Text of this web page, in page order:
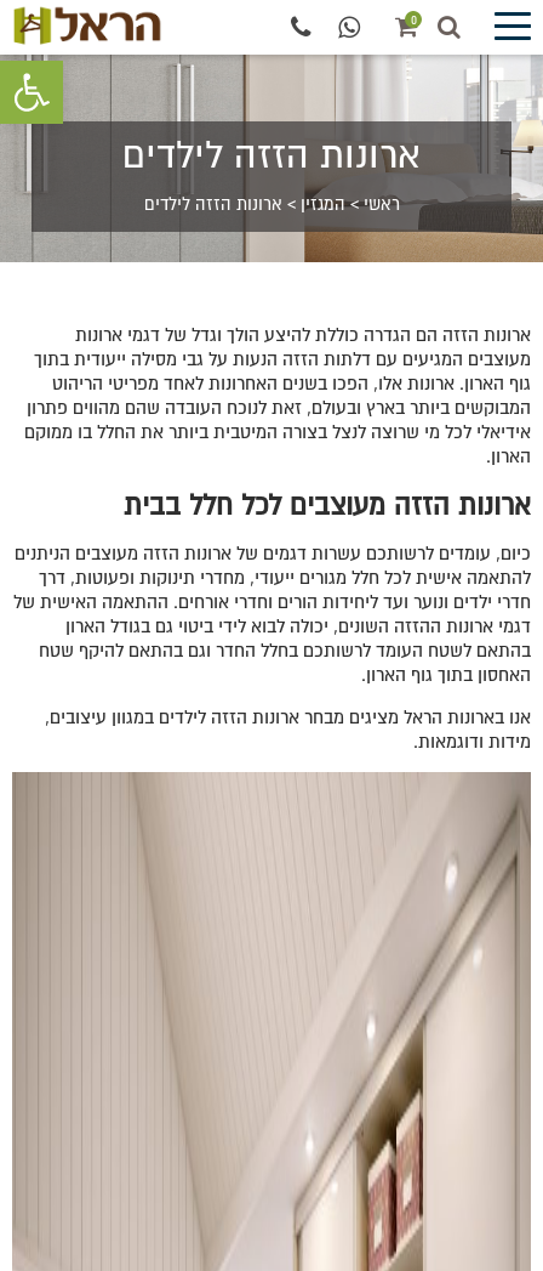
פתח
0
ארונות הזזה לילדים
ראשי>המגזין > ארונות הזזה לילדים
ארונות הזזה הם הגדרה כוללת להיצע הולך וגדל של דגמי ארונות
מעוצבים המגיעים עם דלתות הזזה הנעות על גבי מסילה ייעודית בתוך
גוף הארון. ארונות אלו, הפכו בשנים האחרונות לאחד מפריטי הריהוט
המבוקשים ביותר בארץ ובעולם, זאת לנוכח העובדה שהם מהווים פתרון
אידיאלי לכל מי שרוצה לנצל בצורה המיטבית ביותר את החלל בו ממוקם
הארון.
ארונות הזזה מעוצבים לכל חלל בבית
כיום, עומדים לרשותכם עשרות דגמים של ארונות הזזה מעוצבים הניתנים
להתאמה אישית לכל חלל מגורים ייעודי, מחדרי תינוקות ופעוטות, דרך
חדרי ילדים ונוער ועד ליחידות הורים וחדרי אורחים. ההתאמה האישית של
דגמי ארונות ההזזה השונים, יכולה לבוא לידי ביטוי גם בגודל הארון
בהתאם לשטח העומד לרשותכם בחלל החדר וגם בהתאם להיקף שטח
האחסון בתוך גוף הארון.
אנו בארונות הראל מציגים מבחר ארונות הזזה לילדים במגוון עיצובים,
מידות ודוגמאות.